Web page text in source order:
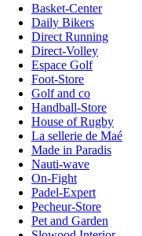
Basket-Center
Daily Bikers
Direct Running
Direct-Volley
Espace Golf
Foot-Store
Golf and co
Handball-Store
House of Rugby
La sellerie de Maé
Made in Paradis
Nauti-wave
On-Fight
Padel-Expert
Pecheur-Store
Pet and Garden